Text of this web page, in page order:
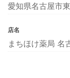
愛知県名古屋市
店名
まちほけ薬局 名